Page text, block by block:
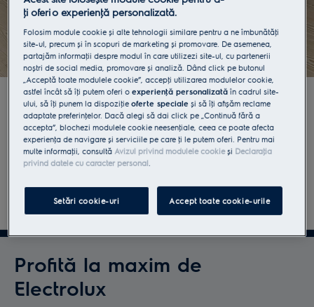
REGULAMENTUL OFICIAL AL
CAMPANIEI PROMOŢIONALE
“ Adrian Nartea și Electrolux te
premiază cu un aspirator vertical
Seria 800”
SECTIUNEA 1. ORGANIZATORUL CAMPANIEI
Organizatorul Campaniei promotionale
Adrian Nartea și Electrolux te premiază cu
Află mai mult
Profită la maxim de
Electrolux
ţi oferi o experienţă personalizată.
Folosim module cookie și alte tehnologii similare pentru a ne îmbunătăţi
site-ul, precum și în scopuri de marketing și promovare. De asemenea,
partajăm informaţii despre modul în care utilizezi site-ul, cu partenerii
noștri de social media, promovare și analiză. Dând click pe butonul
„Acceptă toate modulele cookie”, accepţi utilizarea modulelor cookie,
astfel încât să îţi putem oferi oexperienţă personalizată în cadrul site-
ului, să îţi punem la dispoziţieoferte speciale și să îţi afișăm reclame
adaptate preferinţelor. Dacă alegi să dai click pe „Continuă fără a
accepta”, blochezi modulele cookie neesenţiale, ceea ce poate afecta
experienţa de navigare și serviciile pe care ţi le putem oferi. Pentru mai
multe informaţii, consultă Avizul privind modulele cookieși Declaraţia
privind datele cu caracter personal.
Setări cookie-uri Accept toate cookie-urile